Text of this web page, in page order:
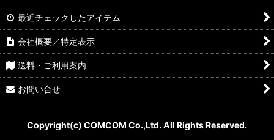
最近チェックしたアイテム
会社概要／特定表示
送料・ご利用案内
お問い合せ
Copyright(c) COMCOM Co.,Ltd. All Rights Reserved.